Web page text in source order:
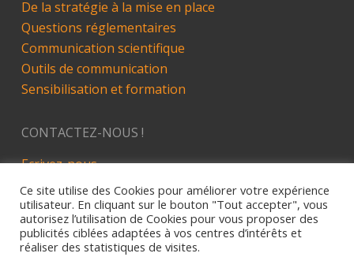
De la stratégie à la mise en place
Questions réglementaires
Communication scientifique
Outils de communication
Sensibilisation et formation
CONTACTEZ-NOUS !
Ecrivez-nous
LinkedIn
Site développé par Alez PC - 2019
Ce site utilise des Cookies pour améliorer votre expérience
utilisateur. En cliquant sur le bouton "Tout accepter", vous
autorisez l’utilisation de Cookies pour vous proposer des
publicités ciblées adaptées à vos centres d’intérêts et
réaliser des statistiques de visites.